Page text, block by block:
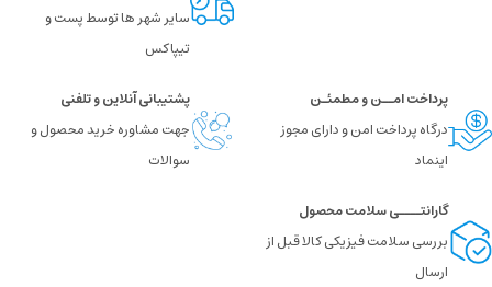
سایر شهر ها توسط پست و
تیپاکس
پرداخت امــن و مطمئـن
درگاه پرداخت امن و دارای مجوز
اینماد
پشتیبانی آنلاین و تلفنی
جهت مشاوره خرید محصول و
سوالات
گارانتــــی سلامت محصول
بررسی سلامت فیزیکی کالا قبل از
ارسال